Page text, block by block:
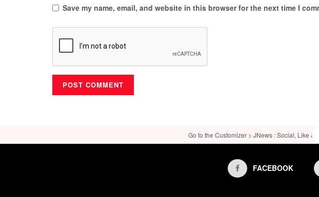
Save my name, email, and website in this browser for the next time I
Go to the Customizer > JNews : Social, Like
FACEBOOK